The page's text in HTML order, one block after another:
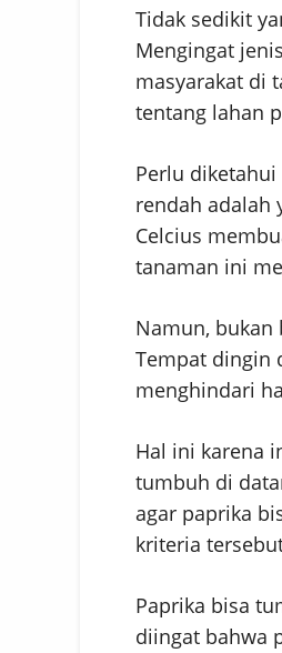
Tidak sedikit
Mengingat
masyarakat di
tentang lahan
Perlu
rendah adalah
Celcius
tanaman ini
Namun, bukan
Tempat dingin
menghindari
Hal ini karena
tumbuh di
agar paprika
kriteria
Paprika bisa
diingat bahwa